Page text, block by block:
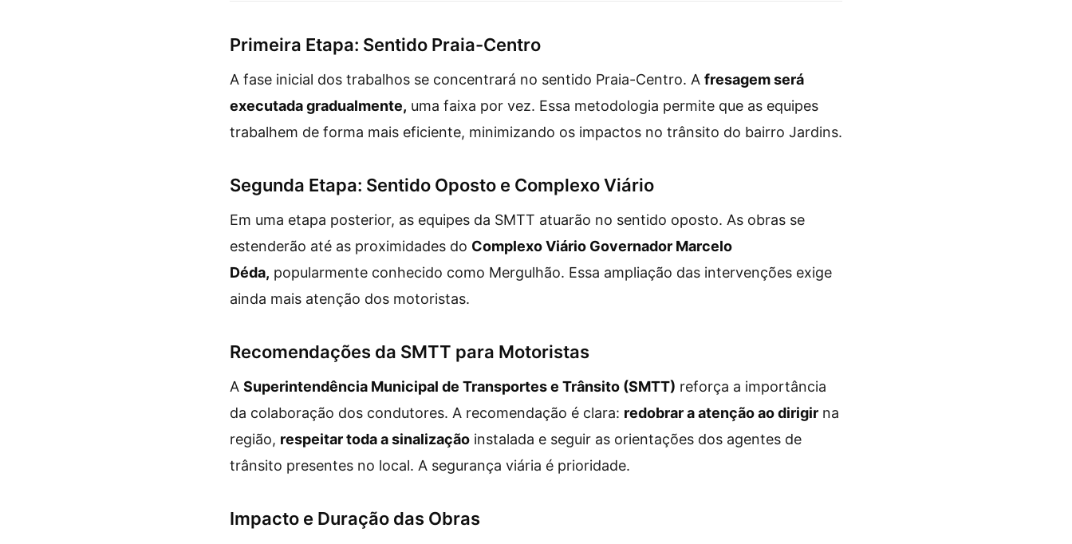
Primeira Etapa: Sentido Praia-Centro
A fase inicial dos trabalhos se concentrará no sentido Praia-Centro. A fresagem será
executada gradualmente, uma faixa por vez. Essa metodologia permite que as equipes
trabalhem de forma mais eficiente, minimizando os impactos no trânsito do bairro Jardins.
Segunda Etapa: Sentido Oposto e Complexo Viário
Em uma etapa posterior, as equipes da SMTT atuarão no sentido oposto. As obras se
estenderão até as proximidades do Complexo Viário Governador Marcelo
Déda, popularmente conhecido como Mergulhão. Essa ampliação das intervenções exige
ainda mais atenção dos motoristas.
Recomendações da SMTT para Motoristas
A Superintendência Municipal de Transportes e Trânsito (SMTT) reforça a importância
da colaboração dos condutores. A recomendação é clara: redobrar a atenção ao dirigir na
região, respeitar toda a sinalização instalada e seguir as orientações dos agentes de
trânsito presentes no local. A segurança viária é prioridade.
Impacto e Duração das Obras